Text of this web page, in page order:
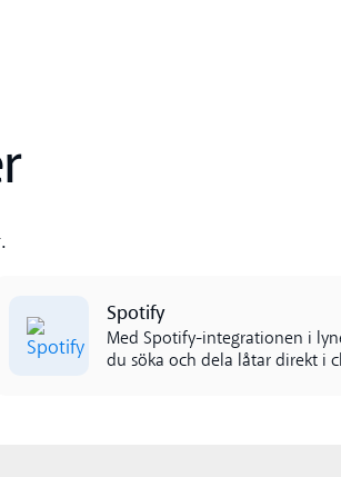
Spotify
Med Spotify-integrationen i
du söka och dela låtar direkt i